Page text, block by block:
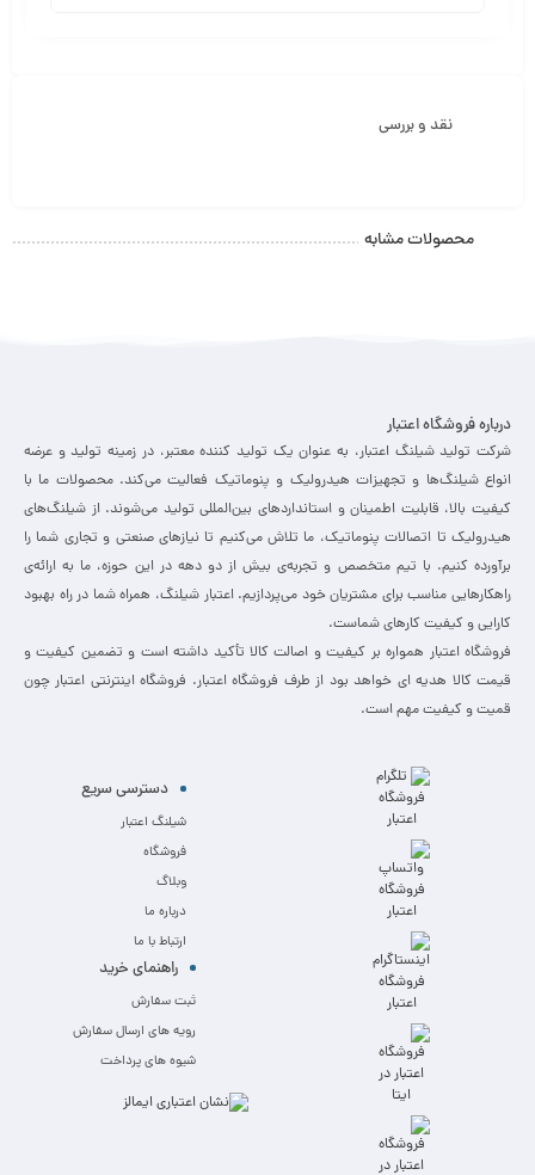
نقد و بررسی
محصولات مشابه
درباره فروشگاه اعتبار
شرکت تولید شیلنگ اعتبار، به عنوان یک تولید کننده معتبر، در زمینه تولید و عرضه
انواع شیلنگ‌ها و تجهیزات هیدرولیک و پنوماتیک فعالیت می‌کند. محصولات ما با
کیفیت بالا، قابلیت اطمینان و استانداردهای بین‌المللی تولید می‌شوند. از شیلنگ‌های
هیدرولیک تا اتصالات پنوماتیک، ما تلاش می‌کنیم تا نیازهای صنعتی و تجاری شما را
برآورده کنیم. با تیم متخصص و تجربه‌ی بیش از دو دهه در این حوزه، ما به ارائه‌ی
راهکارهایی مناسب برای مشتریان خود می‌پردازیم. اعتبار شیلنگ، همراه شما در راه بهبود
کارایی و کیفیت کارهای شماست.
فروشگاه اعتبار همواره بر کیفیت و اصالت کالا تأکید داشته است و تضمین کیفیت و
قیمت کالا هدیه ای خواهد بود از طرف فروشگاه اعتبار. فروشگاه اینترنتی اعتبار چون
قمیت و کیفیت مهم است.
دسترسی سریع
شیلنگ اعتبار
فروشگاه
وبلاگ
درباره ما
ارتباط با ما
راهنمای خرید
ثبت سفارش
رویه های ارسال سفارش
شیوه های پرداخت